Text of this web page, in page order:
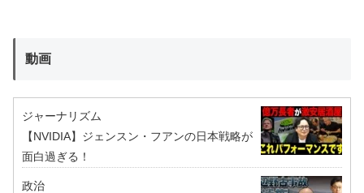
動画
ジャーナリズム
【NVIDIA】ジェンスン・フアンの日本戦略が
面白過ぎる！
政治